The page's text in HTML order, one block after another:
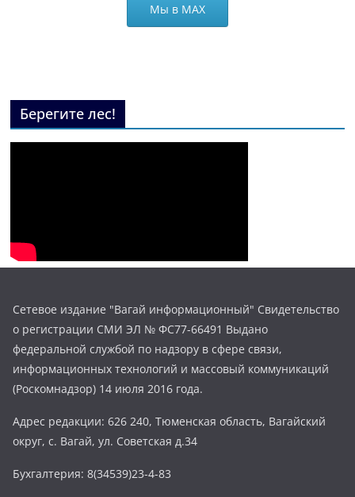
Мы в МАХ
Берегите лес!
Сетевое издание "Вагай информационный" Свидетельство
о регистрации СМИ ЭЛ № ФС77-66491 Выдано
федеральной службой по надзору в сфере связи,
информационных технологий и массовый коммуникаций
(Роскомнадзор) 14 июля 2016 года.
Адрес редакции: 626 240, Тюменская область, Вагайский
округ, с. Вагай, ул. Советская д.34
Бухгалтерия: 8(34539)23-4-83